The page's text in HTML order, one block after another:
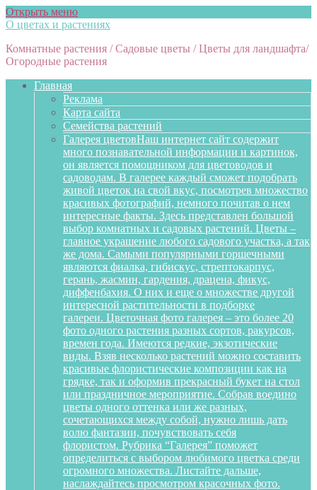
Открыть меню
О цветах и растениях
Комнатные растения / Садовые цветы / Цветы для ландшафта/
Огородные растения
Главная
Реклама
Карта сайта
Семейства растений
Галерея цветовНаш интернет сайт содержит
много познавательной информации и картинок,
он является помощником для цветоводов и
садоводам. В галерее каждый сможет подобрать
живой цветок на свой вкус, посмотрев множество
красивых фотографий, немного почитав о нем
интересные факты. Здесь представлен большой
выбор комнатных и садовых растений. Цветы –
главное украшение любого садового участка, а так
же дома. Самыми популярными горшечными
являются фиалка, гибискус, стрептокарпус,
герань, жасмин, гардения, драцена, фикус,
диффенбахия. О них и еще о множестве другой
интересной растительности в подборке
галереи. Цветочная фото галерея – это более 20
фото одного растения разных сортов, ракурсов,
времен года. Имеются редкие, экзотические
виды. Взяв несколько растений можно составить
красивые флористические композиции как на
грядке, так и оформив прекрасный букет на стол
или праздничное мероприятие. Собрав воедино
цветы одного оттенка или же разных,
сочетающихся между собой, нужно лишь дать
волю фантазии, почувствовать себя
флористом. Рубрика “Галерея” поможет
определиться с выбором любимого цветка среди
огромного множества. Листайте дальше,
наслаждайтесь просмотром красочных фото.